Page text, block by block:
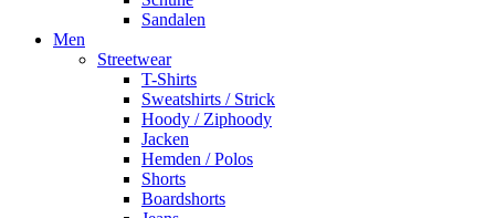
Sandalen
Men
Streetwear
T-Shirts
Sweatshirts / Strick
Hoody / Ziphoody
Jacken
Hemden / Polos
Shorts
Boardshorts